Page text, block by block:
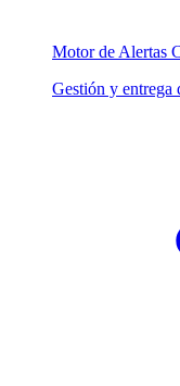
Motor de Alertas
Gestión y entrega